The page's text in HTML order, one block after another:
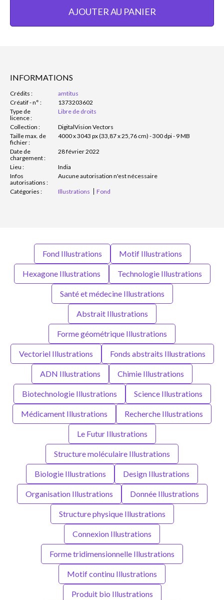
AJOUTER AU PANIER
INFORMATIONS
Crédits :
amtitus
Créatif - n° :
1373203602
Type de
licence :
Libre de droits
Collection :
DigitalVision Vectors
Taille max. de
fichier :
4000 x 3043 px (33,87 x 25,76 cm) - 300 dpi - 9 MB
Date de
chargement :
28 février 2022
Lieu :
India
Infos
autorisations :
Aucune autorisation n'est nécessaire
Catégories : Illustrations Fond
Fond Illustrations Motif Illustrations
Hexagone Illustrations Technologie Illustrations
Santé et médecine Illustrations
Abstrait Illustrations
Forme géométrique Illustrations
Vectoriel Illustrations Fonds abstraits Illustrations
ADN Illustrations Chimie Illustrations
Biotechnologie Illustrations Science Illustrations
Médicament Illustrations Recherche Illustrations
Le Futur Illustrations
Structure moléculaire Illustrations
Biologie Illustrations Design Illustrations
Organisation Illustrations Donnée Illustrations
Structure physique Illustrations
Connexion Illustrations
Forme tridimensionnelle Illustrations
Motif continu Illustrations
Produit bio Illustrations